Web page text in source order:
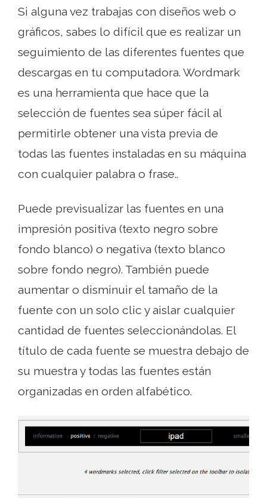
Si alguna vez trabajas con diseños web o
gráficos, sabes lo difícil que es realizar un
seguimiento de las diferentes fuentes que
descargas en tu computadora. Wordmark
es una herramienta que hace que la
selección de fuentes sea súper fácil al
permitirle obtener una vista previa de
todas las fuentes instaladas en su máquina
con cualquier palabra o frase..
Puede previsualizar las fuentes en una
impresión positiva (texto negro sobre
fondo blanco) o negativa (texto blanco
sobre fondo negro). También puede
aumentar o disminuir el tamaño de la
fuente con un solo clic y aislar cualquier
cantidad de fuentes seleccionándolas. El
título de cada fuente se muestra debajo de
su muestra y todas las fuentes están
organizadas en orden alfabético.